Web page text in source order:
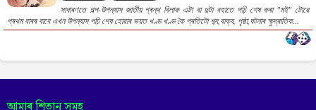
সাধাৰণতে গল্প-উপন্যাস জাতীয় গ্ৰন্থ বিলাক এটা বা দুটা বহাতে পঢ়ি শেষ কৰা "মই" টোৱে
প্ৰথম বাৰৰ বাবে এখন উপন্যাস পঢ়ি শেষ হোৱাৰ ভয়ত খণ্ড খণ্ড কৈ প্ৰতিটো শব্দ,বাক্য, পৃষ্ঠা,ঘটনাৰ ক্ষুদ্ৰাতিক...